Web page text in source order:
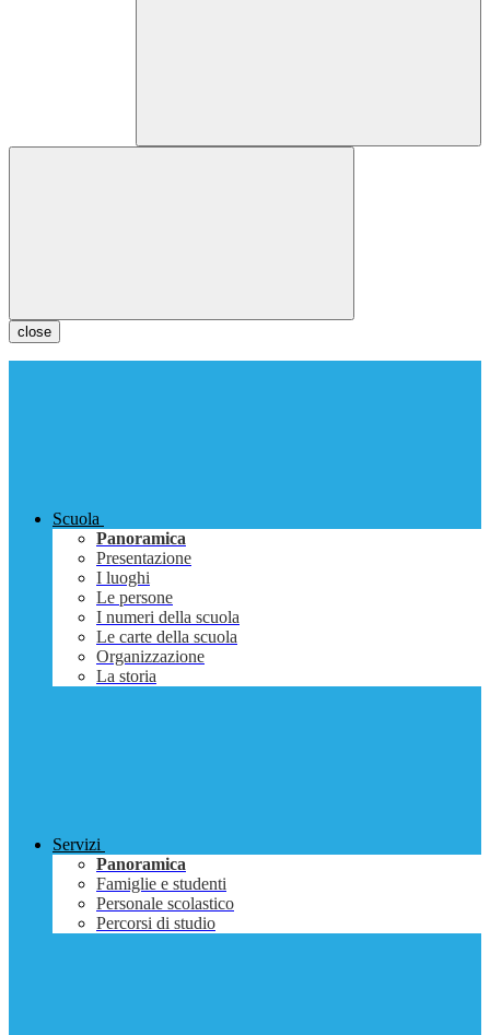
close
Scuola
Panoramica
Presentazione
I luoghi
Le persone
I numeri della scuola
Le carte della scuola
Organizzazione
La storia
Servizi
Panoramica
Famiglie e studenti
Personale scolastico
Percorsi di studio